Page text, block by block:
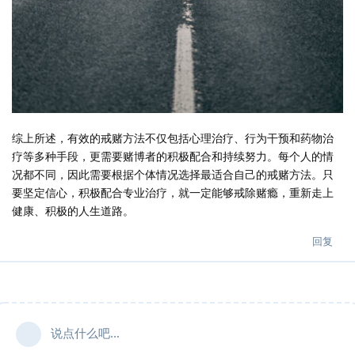
综上所述，有效的戒赌方法不仅包括心理治疗、行为干预和药物治
疗等多种手段，更需要赌博者的积极配合和持续努力。每个人的情
况都不同，因此需要根据个体情况选择最适合自己的戒赌方法。只
要坚定信心，积极配合专业治疗，就一定能够戒除赌瘾，重新走上
健康、积极的人生道路。
回复
说点什么吧...